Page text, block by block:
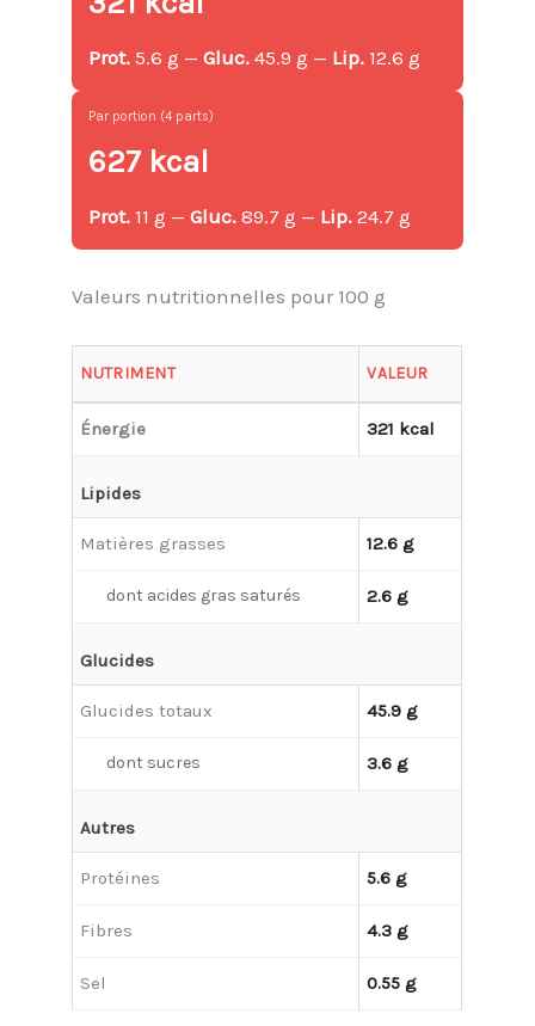
Prot. 5.6 g —Gluc. 45.9 g — Lip. 12.6 g
Par portion (4 parts)
627 kcal
Prot. 11 g —Gluc. 89.7 g — Lip. 24.7 g
Valeurs nutritionnelles pour 100 g
NUTRIMENT VALEUR
Énergie 321 kcal
Lipides
Matières grasses 12.6 g
dont acides gras saturés 2.6 g
Glucides
Glucides totaux 45.9 g
dont sucres 3.6 g
Autres
Protéines 5.6 g
Fibres 4.3 g
Sel 0.55 g